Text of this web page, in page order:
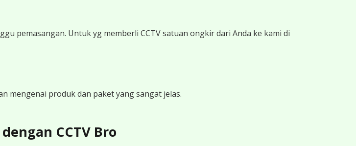
pemasangan. Untuk yg memberli CCTV satuan ongkir dari Anda ke kami di
mengenai produk dan paket yang sangat jelas.
CCTV Bro